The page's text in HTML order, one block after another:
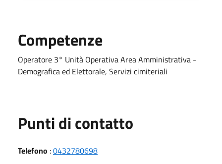
Competenze
Operatore 3° Unità Operativa Area Amministrativa -
Demografica ed Elettorale, Servizi cimiteriali
Punti di contatto
Telefono :0432780698